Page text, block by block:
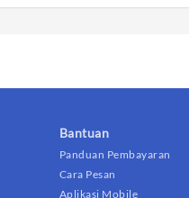
Bantuan
Panduan Pembayaran
Cara Pesan
Aplikasi Mobile